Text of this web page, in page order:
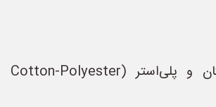
**3. مخلوط کتان و پلی‌استر (Cotton-Polyester